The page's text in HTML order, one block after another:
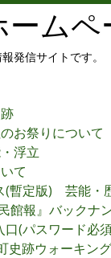
ームペ
発信サイトです。
お祭りについて
浮立
て
(暫定版) 芸能・
館報』バックナ
(パスワード必須
史跡ウォーキン